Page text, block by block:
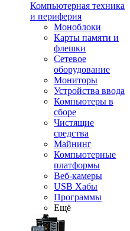
Компьютерная техника
и периферия
Моноблоки
Карты памяти и
флешки
Сетевое
оборудование
Мониторы
Устройства ввода
Компьютеры в
сборе
Чистящие
средства
Майнинг
Компьютерные
платформы
Веб-камеры
USB Хабы
Программы
Ещё